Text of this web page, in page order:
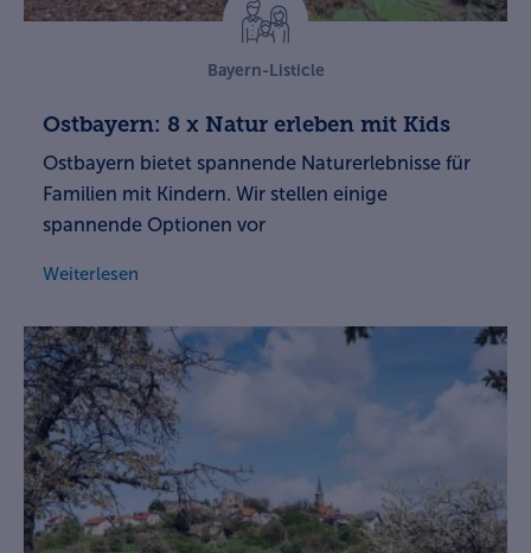
Bayern-Listicle
Ostbayern: 8 x Natur erleben mit Kids
Ostbayern bietet spannende Naturerlebnisse für
Familien mit Kindern. Wir stellen einige
spannende Optionen vor
Weiterlesen